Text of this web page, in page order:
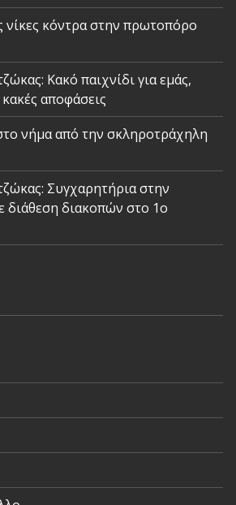
νίκες κόντρα στην πρωτοπόρο
Κακό παιχνίδι για εμάς,
αποφάσεις
νήμα από την σκληροτράχηλη
Συγχαρητήρια στην
διάθεση διακοπών στο 1ο